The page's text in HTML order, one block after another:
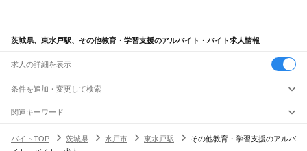
茨城県、東水戸駅、その他教育・学習支援のアルバイト・バイト求人情報
求人の詳細を表示
条件を追加・変更して検索
市区町村を追加・変更
茨城県すべて
駅を追加・変更
関連キーワード
バイトTOP
茨城県 水戸市 東水戸駅
その他教育・学習支援のアルバ